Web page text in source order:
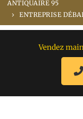
ANTIQUAIRE 95
ENTREPRISE
Vendez